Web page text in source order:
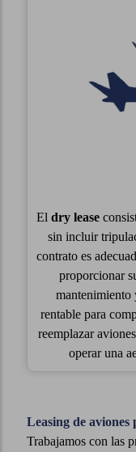
El dry lease
sin incluir
contrato es
proporcionar
mantenimiento
rentable para
reemplazar
operar una
Leasing de aviones
Trabajamos con las